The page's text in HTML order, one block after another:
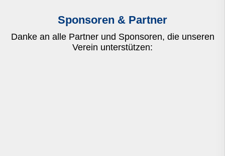
Sponsoren & Partner
Danke an alle Partner und Sponsoren, die unseren
Verein unterstützen: